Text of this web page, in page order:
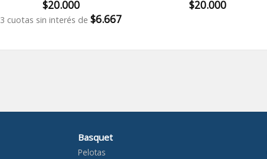
$20.000
3 cuotas sin interés de$6.667
$20.000
Basquet
Pelotas